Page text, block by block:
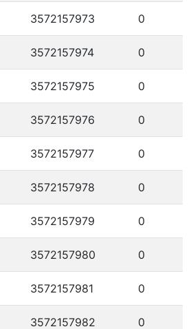
3572157973 0
3572157974 0
3572157975 0
3572157976 0
3572157977 0
3572157978 0
3572157979 0
3572157980 0
3572157981 0
3572157982 0